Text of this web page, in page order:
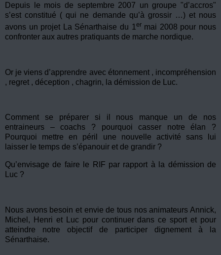
Depuis le mois de septembre 2007 un groupe "d’accros"
s’est constitué ( qui ne demande qu’à grossir …) et nous
avons un projet La Sénarthaise du 1 er mai 2008 pour nous
confronter aux autres pratiquants de marche nordique.
Or je viens d’apprendre avec étonnement , incompréhension
, regret , déception , chagrin, la démission de Luc.
Comment se préparer si il nous manque un de nos
entraineurs – coachs ? pourquoi casser notre élan ?
Pourquoi mettre en péril une nouvelle activité sans lui
laisser le temps de s’épanouir et de grandir ?
Qu’envisage de faire le RIF par rapport à la démission de
Luc ?
Nous avons besoin et envie de tous nos animateurs Annick,
Michel, Henri et Luc pour continuer dans ce sport et pour
atteindre notre objectif de participer dignement à la
Sénarthaise.